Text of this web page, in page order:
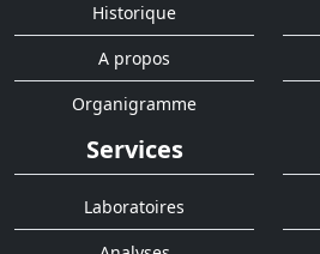
Historique
A propos
Organigramme
Services
Laboratoires